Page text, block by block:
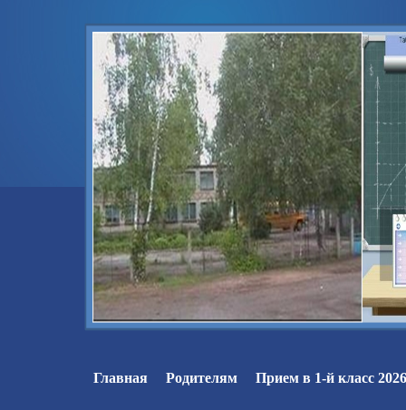
Главная Родителям Прием в 1-й класс